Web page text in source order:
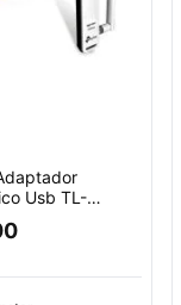
Usb TL-
hasta 150 Mbps